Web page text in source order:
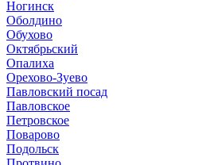
Ногинск
Оболдино
Обухово
Октябрьский
Опалиха
Орехово-Зуево
Павловский посад
Павловское
Петровское
Поварово
Подольск